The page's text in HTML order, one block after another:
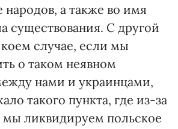
народов, а также во имя
существования. С другой
случае, если мы
о таком неявном
нами и украинцами,
такого пункта, где из-за
ликвидируем польское